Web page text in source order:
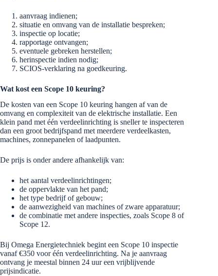
aanvraag indienen;
situatie en omvang van de installatie bespreken;
inspectie op locatie;
rapportage ontvangen;
eventuele gebreken herstellen;
herinspectie indien nodig;
SCIOS-verklaring na goedkeuring.
Wat kost een Scope 10 keuring?
De kosten van een Scope 10 keuring hangen af van de
omvang en complexiteit van de elektrische installatie. Een
klein pand met één verdeelinrichting is sneller te inspecteren
dan een groot bedrijfspand met meerdere verdeelkasten,
machines, zonnepanelen of laadpunten.
De prijs is onder andere afhankelijk van:
het aantal verdeelinrichtingen;
de oppervlakte van het pand;
het type bedrijf of gebouw;
de aanwezigheid van machines of zware apparatuur;
de combinatie met andere inspecties, zoals Scope 8 of
Scope 12.
Bij Omega Energietechniek begint een Scope 10 inspectie
vanaf €350 voor één verdeelinrichting. Na je aanvraag
ontvang je meestal binnen 24 uur een vrijblijvende
prijsindicatie.